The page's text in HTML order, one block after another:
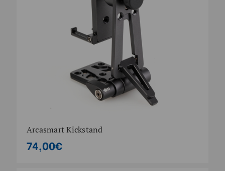
Arcasmart Kickstand
74,00€